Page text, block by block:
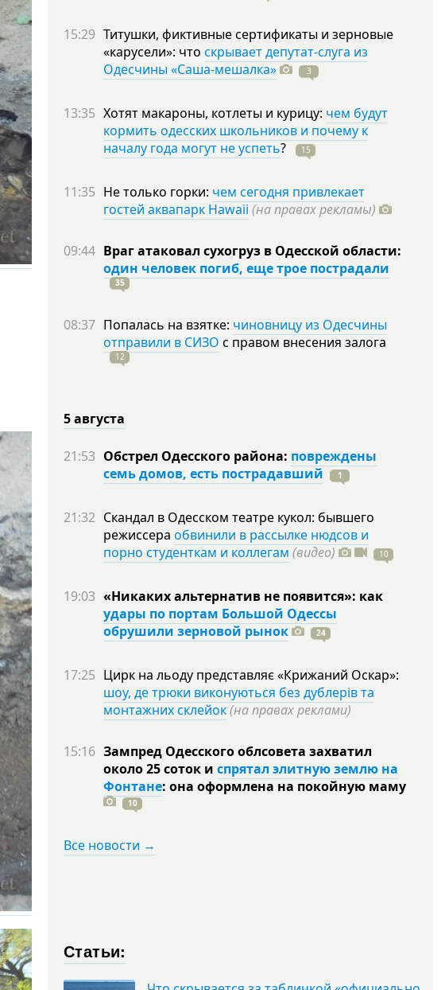
15:29 Титушки, фиктивные сертификаты и зерновые
«карусели»: что скрывает депутат-слуга из
Одесчины «Саша-мешалка»
3
13:35 Хотят макароны, котлеты и курицу: чем будут
кормить одесских школьников и почему к
началу года могут не успеть? 15
11:35 Не только горки: чем сегодня привлекает
гостей аквапарк Hawaii (на правах рекламы)
09:44 Враг атаковал сухогруз в Одесской области:
один человек погиб, еще трое пострадали
35
08:37 Попалась на взятке: чиновницу из Одесчины
отправили в СИЗО с правом внесения залога
12
5 августа
21:53 Обстрел Одесского района: повреждены
семь домов, есть пострадавший
1
21:32 Скандал в Одесском театре кукол: бывшего
режиссера обвинили в рассылке нюдсов и
порно студенткам и коллегам (видео) 10
19:03 «Никаких альтернатив не появится»: как
удары по портам Большой Одессы
обрушили зерновой рынок
24
17:25 Цирк на льоду представляє «Крижаний Оскар»:
шоу, де трюки виконуються без дублерів та
монтажних склейок(на правах реклами)
15:16 Зампред Одесского облсовета захватил
около 25 соток и спрятал элитную землю на
Фонтане: она оформлена на покойную маму
10
Все новости →
Статьи: